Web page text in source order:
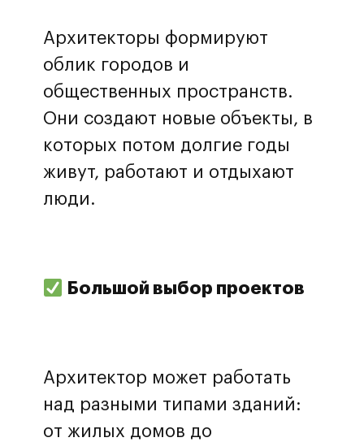
Архитекторы формируют
облик городов и
общественных пространств.
Они создают новые объекты, в
которых потом долгие годы
живут, работают и отдыхают
люди.
Большой выбор проектов
Архитектор может работать
над разными типами зданий:
от жилых домов до